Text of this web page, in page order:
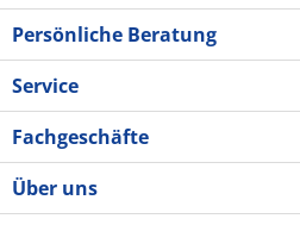
Persönliche Beratung
Service
Fachgeschäfte
Über uns